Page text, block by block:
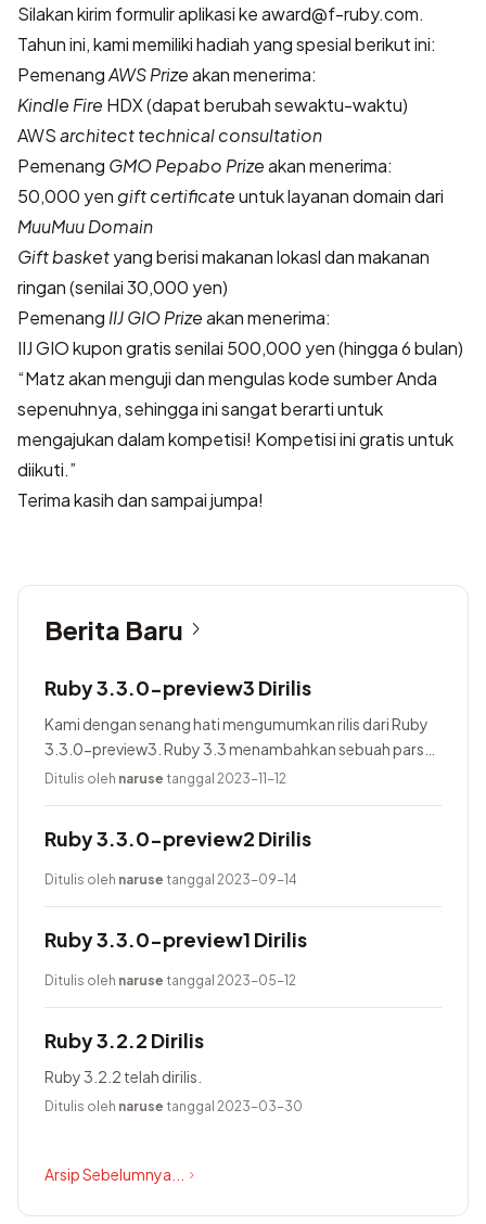
Silakan kirim formulir aplikasi ke award@f-ruby.com.
Tahun ini, kami memiliki hadiah yang spesial berikut ini:
PemenangAWS Prizeakan menerima:
Kindle Fire HDX (dapat berubah sewaktu-waktu)
AWSarchitect technical consultation
Pemenang GMO Pepabo Prizeakan menerima:
50,000 yen gift certificateuntuk layanan domain dari
MuuMuu Domain
Gift basketyang berisi makanan lokasl dan makanan
ringan (senilai 30,000 yen)
Pemenang IIJ GIO Prizeakan menerima:
IIJ GIO kupon gratis senilai 500,000 yen (hingga 6 bulan)
“Matz akan menguji dan mengulas kode sumber Anda
sepenuhnya, sehingga ini sangat berarti untuk
mengajukan dalam kompetisi! Kompetisi ini gratis untuk
diikuti.”
Terima kasih dan sampai jumpa!
Berita Baru
Ruby 3.3.0-preview3 Dirilis
Kami dengan senang hati mengumumkan rilis dari Ruby
3.3.0-preview3. Ruby 3.3 menambahkan sebuah parser
baru yang bernama Prism, menggunakan Lrama sebagai
Ditulis oleh naruse tanggal 2023-11-12
Ruby 3.3.0-preview2 Dirilis
Ditulis oleh naruse tanggal 2023-09-14
Ruby 3.3.0-preview1 Dirilis
Ditulis oleh naruse tanggal 2023-05-12
Ruby 3.2.2 Dirilis
Ruby 3.2.2 telah dirilis.
Ditulis oleh naruse tanggal 2023-03-30
Arsip Sebelumnya...